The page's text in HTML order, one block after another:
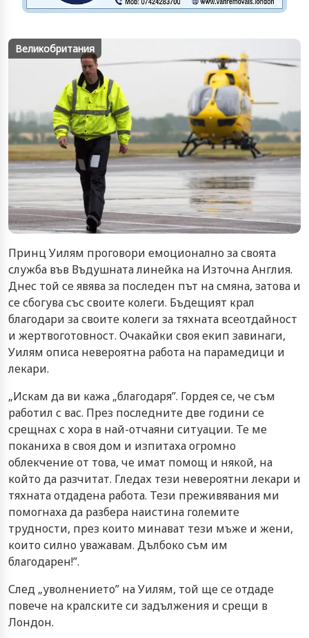
Великобритания
Принц Уилям проговори емоционално за своята
служба във Въдушната линейка на Източна Англия.
Днес той се явява за последен път на смяна, затова и
се сбогува със своите колеги. Бъдещият крал
благодари за своите колеги за тяхната всеотдайност
и жертвоготовност. Очакайки своя екип завинаги,
Уилям описа невероятна работа на парамедици и
лекари.
„Искам да ви кажа „благодаря”. Гордея се, че съм
работил с вас. През последните две години се
срещнах с хора в най-отчаяни ситуации. Те ме
поканиха в своя дом и изпитаха огромно
облекчение от това, че имат помощ и някой, на
който да разчитат. Гледах тези невероятни лекари и
тяхната отдадена работа. Тези преживявания ми
помогнаха да разбера наистина големите
трудности, през които минават тези мъже и жени,
които силно уважавам. Дълбоко съм им
благодарен!”.
След „уволнението” на Уилям, той ще се отдаде
повече на кралските си задължения и срещи в
Лондон.